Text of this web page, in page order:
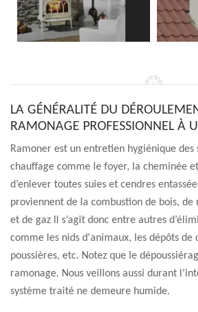
LA GÉNÉRALITÉ DU
RAMONAGE PROFESSIONNEL À
Ramoner est un entretien hygiénique des
chauffage comme le foyer, la cheminée
d’enlever toutes suies et cendres
proviennent de la combustion de bois, de
et de gaz Il s’agit donc entre autres
comme les nids d'animaux, les dépôts de
poussières, etc. Notez que le
ramonage. Nous veillons aussi durant
système traité ne demeure humide.